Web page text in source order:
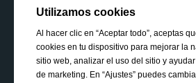
Utilizamos cookies
Al hacer clic en “Aceptar todo”, aceptas
cookies en tu dispositivo para mejorar la
sitio web, analizar el uso del sitio y
de marketing. En “Ajustes” puedes